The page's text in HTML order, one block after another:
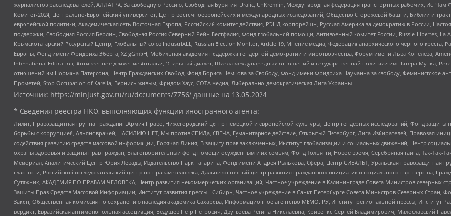
журналистов расследователей, АЛЛАТРА, За свободную Россию, Свободная Бурятия, Uralic, UnKremlin, Международная федерация транспортных рабочих, ИстЧам
Комитет-2024, Центрально-Европейский университет, Центр восточноевропейских и международных исследований, Общество Сторожевой башни, Библии и
европейской политики, Академическая сеть Восточная Европа, Российский комитет действия, РЭНД корпорейшн, Русская Америка за демократию в России,
поддержки, Свободная Россия Берлин, Свободная Россия Северный Рейн-Вестфалия, Фонд глобальной помощи, Антивоенный комитет России, Russie-Libertes, La
Крымскотатарский Ресурсный Центр, Глобальный союз IndustriALL, Russian Election Monitor, Article 19, Мнение медиа, Федерация анархического черного креста,
Европы, Фонд имени Фридриха Эберта, XZ gGmbH, Мобильная академия поддержки гендерной демократии и миротворчества, Форум имени Льва Копелева,
International Education, Антивоенное движение Антальи, Открытый диалог, Школа международных отношений и государственной политики им Питера Мунка,
отношений им Нормана Патерсона, Центр Гражданских Свобод, Фонд Бориса Немцова за Свободу, Фонд имени Фридриха Науманна за свободу, Феминистское
Прометей, Stop Occupation of Karelia, Вернись живым, Фридом Хаус, СОТА медиа, Либерально-демократическая Лига Украины
Источник: https://minjust.gov.ru/ru/documents/7756/ данные на 13.05.2024
* Сведения реестра НКО, выполняющих функции иностранного агента:
Лилит, Правозащитная группа Гражданин.Армия.Право, Нижегородский центр немецкой и европейской культуры, Центр гендерных исследований, Фонд
борьбы с коррупцией, Альянс врачей, НАСИЛИЮ.НЕТ, Мы против СПИДа, СВЕЧА, Гуманитарное действие, Открытый Петербург, Лига Избирателей, Правовая
содействия развитию средств массовой информации, Горячая Линия, В защиту прав заключенных, Институт глобализации и социальных движений, Центр
охраны здоровья и защиты прав граждан, Благотворительный фонд помощи осужденным и их семьям, Фонд Тольятти, Новое время, Серебряная тайга, Так-Так-
Мемориал, Аналитический Центр Юрия Левады, Издательство Парк Гагарина, Фонд имени Андрея Рылькова, Сфера, Центр СИБАЛЬТ, Уральская правозащитная
гласности, Российский исследовательский центр по правам человека, Дальневосточный центр развития гражданских инициатив и социального партнерства,
Сутяжник, АКАДЕМИЯ ПО ПРАВАМ ЧЕЛОВЕКА, Центр развития некоммерческих организаций, Частное учреждение в Калининграде Совета Министров северных
Защиты Прав Средств Массовой Информации, Институт развития прессы - Сибирь, Частное учреждение в Санкт-Петербурге Совета Министров Северных Стран,
Закон, Общественная комиссия по сохранению наследия академика Сахарова, Информационное агентство МЕМО. РУ, Институт региональной прессы, Институт
вердикт, Евразийская антимонопольная ассоциация, Бедушев Петр Петрович, Дзугкоева Регина Николаевна, Кривенко Сергей Владимирович, Милославский